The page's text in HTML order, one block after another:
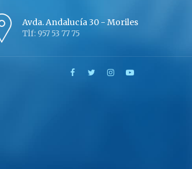
Avda. Andalucía 30 - Moriles
Tlf: 957 53 77 75